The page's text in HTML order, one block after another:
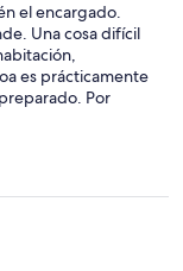
el encargado.
Una cosa difícil
es prácticamente
Por
que debe ser algo
donde las veo.